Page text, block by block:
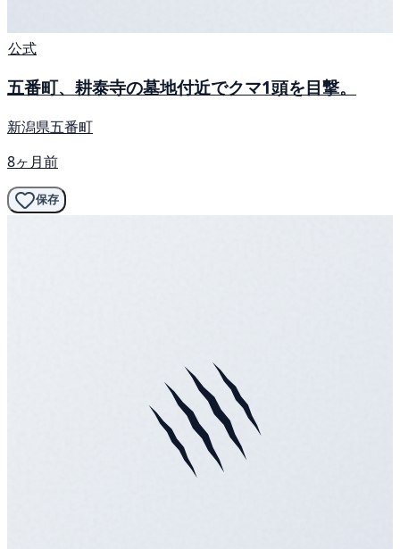
公式
五番町、耕泰寺の墓地付近でクマ1頭を目撃。
新潟県五番町
8ヶ月前
保存